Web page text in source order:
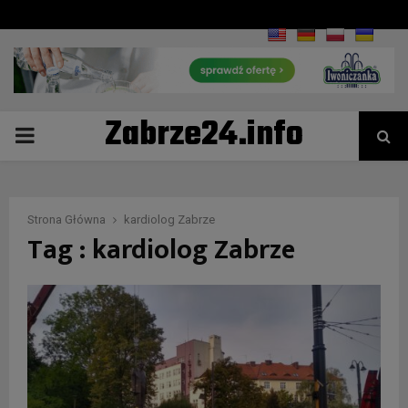
PRIMARYZabrze24.info
Strona Główna kardiolog Zabrze
Tag : kardiolog Zabrze